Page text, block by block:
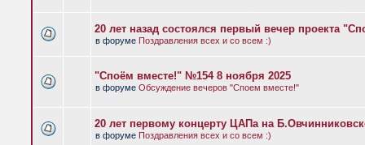
20 лет назад состоялся первый вечер проекта
в форуме Поздравления всех и со всем :)
"Споём вместе!" №154 8 ноября 2025
в форуме Обсуждение вечеров "Споем вместе!"
20 лет первому концерту ЦАПа на
в форуме Поздравления всех и со всем :)